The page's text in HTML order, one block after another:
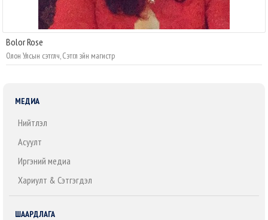
Bolor Rose
Олон Улсын сэтгүүлч, Сэтгүүл зүйн магистр
МЕДИА
Нийтлэл
Асуулт
Иргэний медиа
Хариулт & Сэтгэгдэл
ШААРДЛАГА